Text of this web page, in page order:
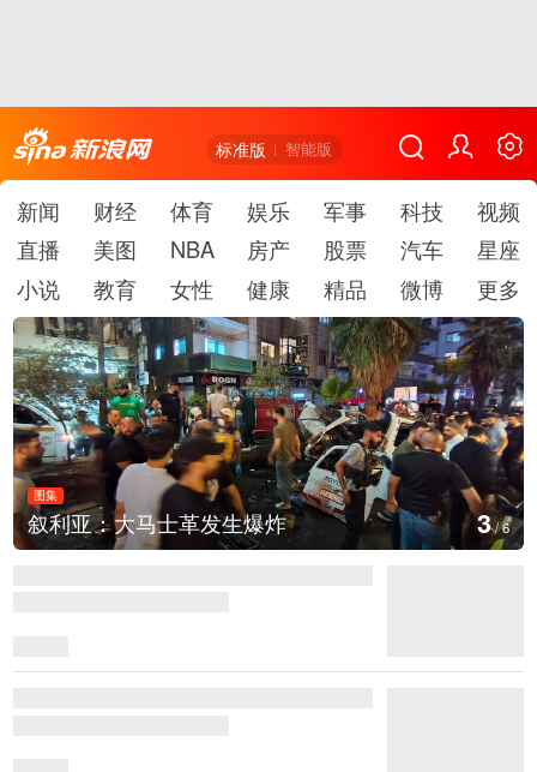
标准版 智能版
新闻 财经 体育 娱乐 军事 科技
视频
直播
美图 NBA 房产 股票 汽车
星座
小说
教育 女性 健康 精品 微博 更多
图集
云南弥勒：欢庆火把节 4/6